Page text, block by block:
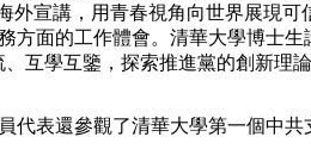
科普 健康 乐龄 阅读
全民健康 颜选攻略 海洋 时尚
宣講，用青春視角向世界展現
方面的工作體會。清華大學博士
互學互鑒，探索推進黨的創新理論
表還參觀了清華大學第一個中共